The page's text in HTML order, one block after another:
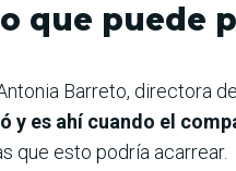
que puede
Barreto, directora
y es ahí cuando el
que esto podría acarrear.